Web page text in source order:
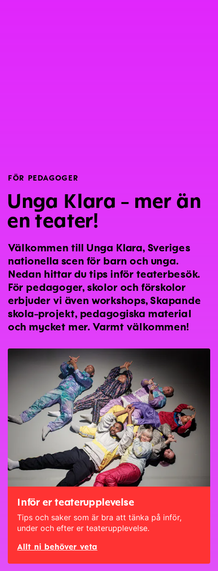
FÖR PEDAGOGER
Unga Klara - mer än
en teater!
Välkommen till Unga Klara, Sveriges
nationella scen för barn och unga.
Nedan hittar du tips inför teaterbesök.
För pedagoger, skolor och förskolor
erbjuder vi även workshops, Skapande
skola-projekt, pedagogiska material
och mycket mer. Varmt välkommen!
Inför er teaterupplevelse
Tips och saker som är bra att tänka på inför,
under och efter er teaterupplevelse.
Allt ni behöver veta